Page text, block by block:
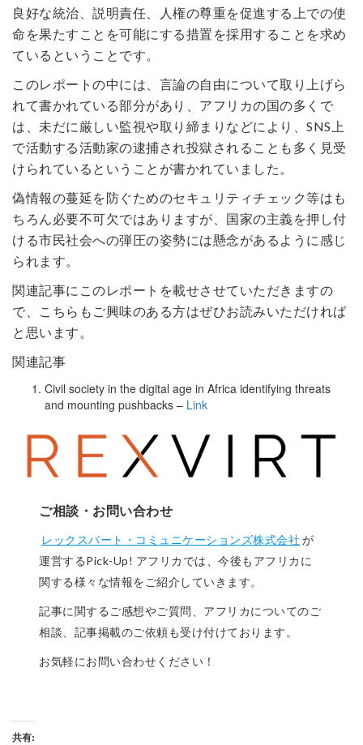
良好な統治、説明責任、人権の尊重を促進する上での使
命を果たすことを可能にする措置を採用することを求め
ているということです。
このレポートの中には、言論の自由について取り上げら
れて書かれている部分があり、アフリカの国の多くで
は、未だに厳しい監視や取り締まりなどにより、SNS上
で活動する活動家の逮捕され投獄されることも多く見受
けられているということが書かれていました。
偽情報の蔓延を防ぐためのセキュリティチェック等はも
ちろん必要不可欠ではありますが、国家の主義を押し付
ける市民社会への弾圧の姿勢には懸念があるように感じ
られます。
関連記事にこのレポートを載せさせていただきますの
で、こちらもご興味のある方はぜひお読みいただければ
と思います。
関連記事
Civil society in the digital age in Africa identifying threats
and mounting pushbacks – Link
ご相談・お問い合わせ
レックスバート・コミュニケーションズ株式会社 が
運営するPick-Up! アフリカでは、今後もアフリカに
関する様々な情報をご紹介していきます。
記事に関するご感想やご質問、アフリカについてのご
相談、記事掲載のご依頼も受け付けております。
お気軽にお問い合わせください！
共有: